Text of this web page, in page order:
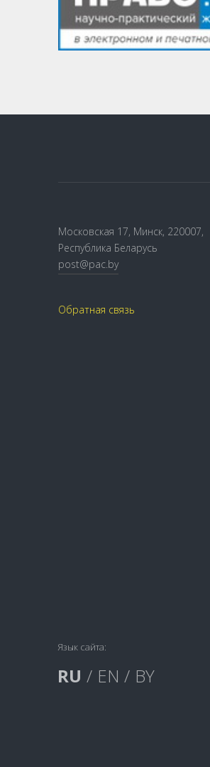
Московская 17, Минск, 220007,
Республика Беларусь
post@pac.by
Обратная связь
Язык сайта:
RU / EN / BY